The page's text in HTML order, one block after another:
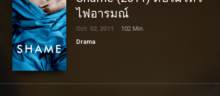
ไฟอารมณ์
Oct. 02, 2011
102 Min.
Drama